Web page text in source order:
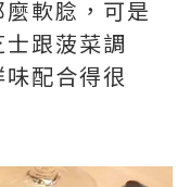
軟­腍，可是
跟菠菜調
配合得很